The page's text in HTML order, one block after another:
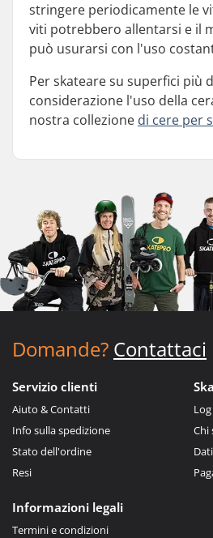
stringere periodicamente le
viti potrebbero allentarsi e il
può usurarsi con l'uso
Per skateare su superfici più
considerazione l'uso della
nostra collezione di cere per
Domande? Contattaci
Servizio clienti
Aiuto & Contatti
Info sulla spedizione
Stato dell'ordine
Resi
Chi
Informazioni legali
Termini e condizioni